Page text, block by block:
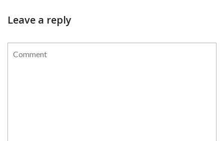
Leave a reply